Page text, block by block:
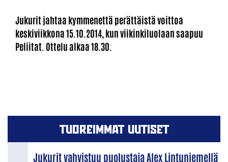
Jukurit jahtaa kymmenettä perättäistä voittoa
keskiviikkona 15.10.2014, kun viikinkiluolaan saapuu
Peliitat. Ottelu alkaa 18.30.
TUOREIMMAT UUTISET
Jukurit vahvistuu puolustaja Alex Lintuniemellä